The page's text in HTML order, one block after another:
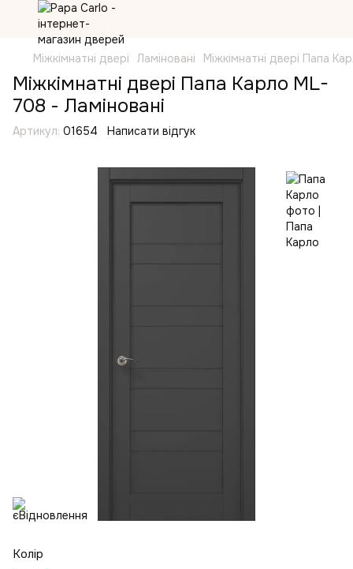
Міжкімнатні двері Ламіновані Міжкімнатні двері Папа
Міжкімнатні двері Папа Карло ML-
708 - Ламіновані
Артикул: 01654 Написати відгук
Колір